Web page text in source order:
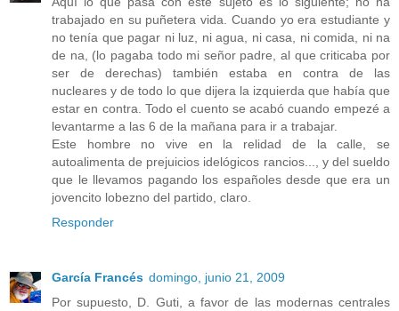
trabajado en su puñetera vida. Cuando yo era estudiante y
no tenía que pagar ni luz, ni agua, ni casa, ni comida, ni na
de na, (lo pagaba todo mi señor padre, al que criticaba por
ser de derechas) también estaba en contra de las
nucleares y de todo lo que dijera la izquierda que había que
estar en contra. Todo el cuento se acabó cuando empezé a
levantarme a las 6 de la mañana para ir a trabajar.
Este hombre no vive en la relidad de la calle, se
autoalimenta de prejuicios idelógicos rancios..., y del sueldo
que le llevamos pagando los españoles desde que era un
jovencito lobezno del partido, claro.
Responder
García Francés domingo, junio 21, 2009
Por supuesto, D. Guti, a favor de las modernas centrales